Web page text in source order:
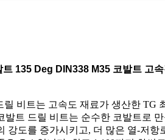
135 Deg DIN338 M35 코발트 고
릴 비트는 고속도 재료가 생산한 TG
발트 드릴 비트는 순수한 코발트로
강도를 증가시키고, 더 많은 열-저